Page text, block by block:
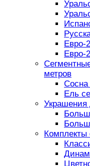
Евро-
Евро-
метров
Сосна
Ель
Украшения